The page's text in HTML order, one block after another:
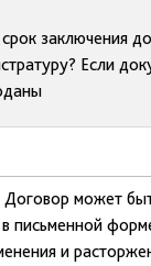
заключения
Если
Договор может
письменной
и